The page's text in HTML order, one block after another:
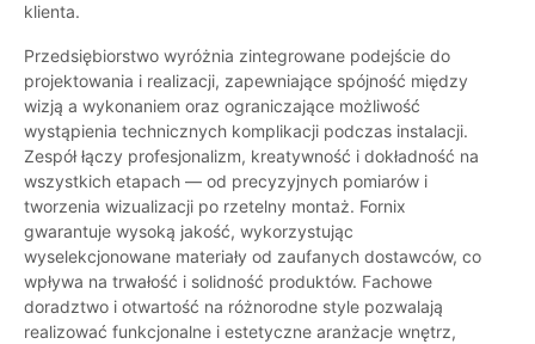
klienta.
Przedsiębiorstwo wyróżnia zintegrowane podejście do
projektowania i realizacji, zapewniające spójność między
wizją a wykonaniem oraz ograniczające możliwość
wystąpienia technicznych komplikacji podczas instalacji.
Zespół łączy profesjonalizm, kreatywność i dokładność na
wszystkich etapach — od precyzyjnych pomiarów i
tworzenia wizualizacji po rzetelny montaż. Fornix
gwarantuje wysoką jakość, wykorzystując
wyselekcjonowane materiały od zaufanych dostawców, co
wpływa na trwałość i solidność produktów. Fachowe
doradztwo i otwartość na różnorodne style pozwalają
realizować funkcjonalne i estetyczne aranżacje wnętrz,